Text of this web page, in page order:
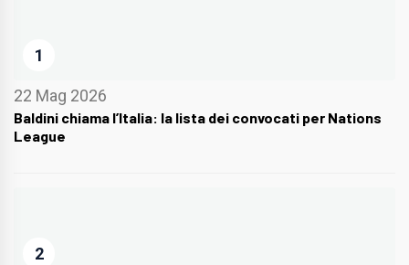
1
22 Mag 2026
Baldini chiama l’Italia: la lista dei convocati per Nations
League
2